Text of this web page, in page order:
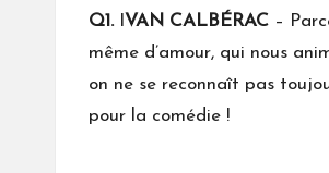
Q1.I VAN CALBÉRAC –
même d’amour, qui nous
on ne se reconnaît pas
pour la comédie !